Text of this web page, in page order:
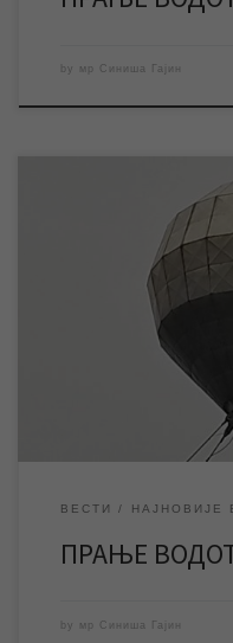
by мр Синиша Гајин
У оквиру планског
насељеним местима, ЈКП
уторак 16. јануара прање
јануара ЈКП „Водовод и
планског одржавања
насељеним местима
Водоторањ неће бити у […]
ВЕСТИ НАЈНОВИЈЕ
ПРАЊЕ
by мр Синиша Гајин